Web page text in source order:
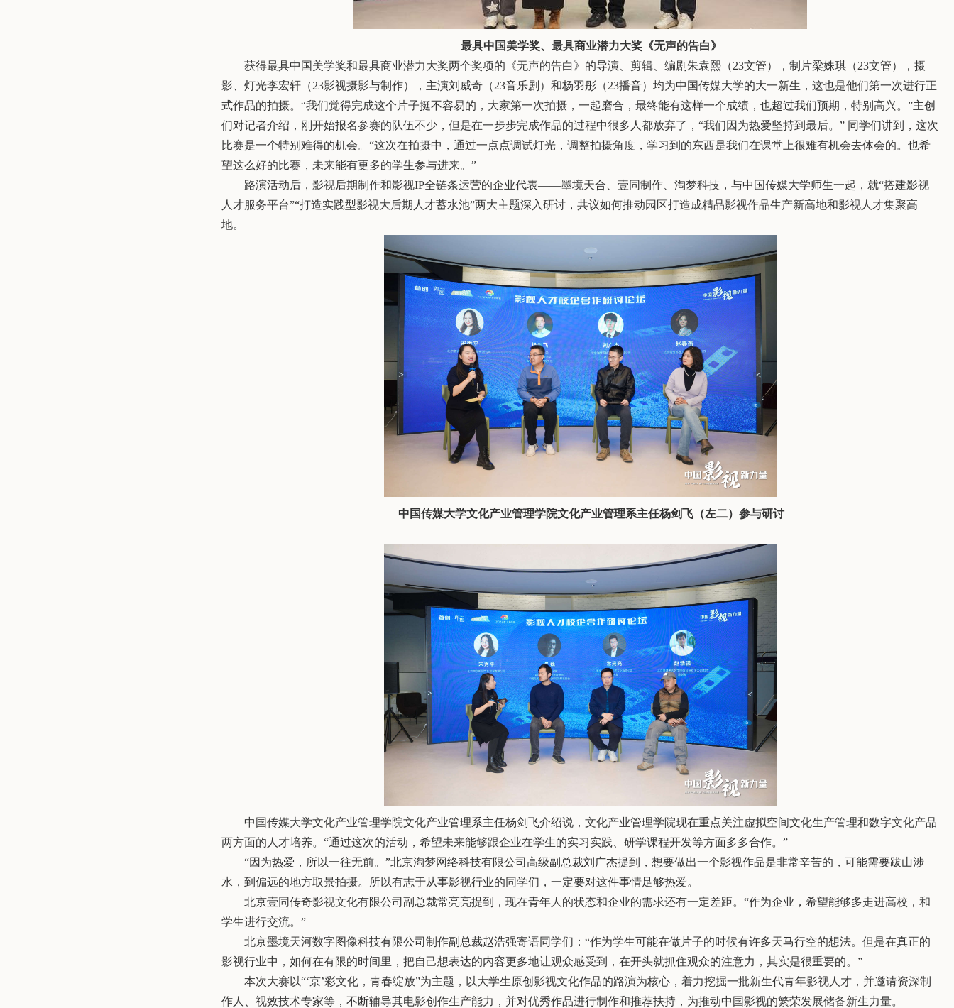
最具中国美学奖、最具商业潜力大奖《无声的告白》
获得最具中国美学奖和最具商业潜力大奖两个奖项的《无声的告白》的导演、剪辑、编剧朱袁熙（23文管），制片梁姝琪（23文管），摄
影、灯光李宏轩（23影视摄影与制作），主演刘威奇（23音乐剧）和杨羽彤（23播音）均为中国传媒大学的大一新生，这也是他们第一次进行正
式作品的拍摄。“我们觉得完成这个片子挺不容易的，大家第一次拍摄，一起磨合，最终能有这样一个成绩，也超过我们预期，特别高兴。”主创
们对记者介绍，刚开始报名参赛的队伍不少，但是在一步步完成作品的过程中很多人都放弃了，“我们因为热爱坚持到最后。” 同学们讲到，这次
比赛是一个特别难得的机会。“这次在拍摄中，通过一点点调试灯光，调整拍摄角度，学习到的东西是我们在课堂上很难有机会去体会的。也希
望这么好的比赛，未来能有更多的学生参与进来。”
路演活动后，影视后期制作和影视IP全链条运营的企业代表——墨境天合、壹同制作、淘梦科技，与中国传媒大学师生一起，就“搭建影视
人才服务平台”“打造实践型影视大后期人才蓄水池”两大主题深入研讨，共议如何推动园区打造成精品影视作品生产新高地和影视人才集聚高
地。
中国传媒大学文化产业管理学院文化产业管理系主任杨剑飞（左二）参与研讨
中国传媒大学文化产业管理学院文化产业管理系主任杨剑飞介绍说，文化产业管理学院现在重点关注虚拟空间文化生产管理和数字文化产品
两方面的人才培养。“通过这次的活动，希望未来能够跟企业在学生的实习实践、研学课程开发等方面多多合作。”
“因为热爱，所以一往无前。”北京淘梦网络科技有限公司高级副总裁刘广杰提到，想要做出一个影视作品是非常辛苦的，可能需要跋山涉
水，到偏远的地方取景拍摄。所以有志于从事影视行业的同学们，一定要对这件事情足够热爱。
北京壹同传奇影视文化有限公司副总裁常亮亮提到，现在青年人的状态和企业的需求还有一定差距。“作为企业，希望能够多走进高校，和
学生进行交流。”
北京墨境天河数字图像科技有限公司制作副总裁赵浩强寄语同学们：“作为学生可能在做片子的时候有许多天马行空的想法。但是在真正的
影视行业中，如何在有限的时间里，把自己想表达的内容更多地让观众感受到，在开头就抓住观众的注意力，其实是很重要的。”
本次大赛以“‘京’彩文化，青春绽放”为主题，以大学生原创影视文化作品的路演为核心，着力挖掘一批新生代青年影视人才，并邀请资深制
作人、视效技术专家等，不断辅导其电影创作生产能力，并对优秀作品进行制作和推荐扶持，为推动中国影视的繁荣发展储备新生力量。